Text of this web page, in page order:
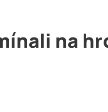
na